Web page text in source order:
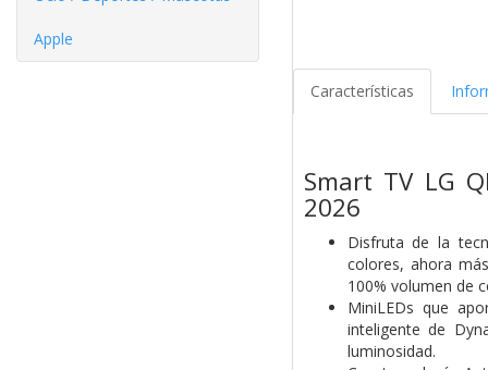
Apple
Características
Smart TV LG
2026
Disfruta de la
colores, ahora
100% volumen de
MiniLEDs que
inteligente de
luminosidad.